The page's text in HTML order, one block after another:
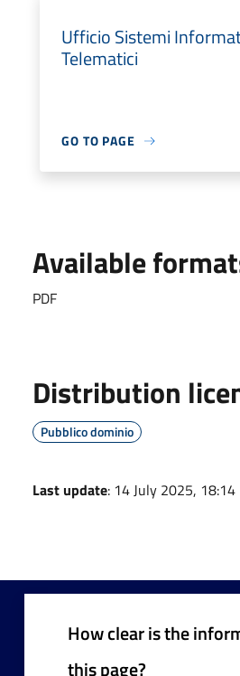
Ufficio Sistemi
Telematici
GO TO PAGE
Available
PDF
Distribution
Pubblico dominio
Last update: 14 July 2025, 18:14
How clear is the
this page?